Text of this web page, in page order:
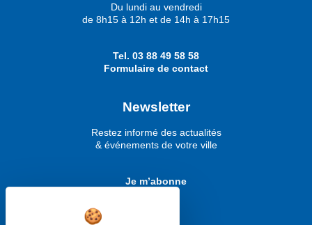
Du lundi au vendredi
de 8h15 à 12h et de 14h à 17h15
Tel. 03 88 49 58 58
Formulaire de contact
Newsletter
Restez informé des actualités
& événements de votre ville
Je m’abonne